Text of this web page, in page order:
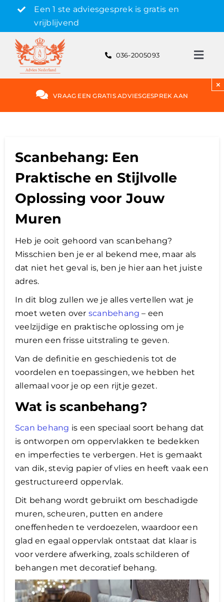
content
Een 1 ste adviesgesprek is gratis en
vrijblijvend
Hypotheek
Hypotheekvormen
Bereken
Lening
Overwaarde
over advies nederland
Renovlies
036-2005093
VRAAG EEN GRATIS ADVIESGESPREK AAN
×
Scanbehang: Een
Praktische en Stijlvolle
Oplossing voor Jouw
Muren
Heb je ooit gehoord van scanbehang?
Misschien ben je er al bekend mee, maar als
dat niet het geval is, ben je hier aan het juiste
adres.
In dit blog zullen we je alles vertellen wat je
moet weten over scanbehang – een
veelzijdige en praktische oplossing om je
muren een frisse uitstraling te geven.
Van de definitie en geschiedenis tot de
voordelen en toepassingen, we hebben het
allemaal voor je op een rijtje gezet.
Wat is scanbehang?
Scan behang is een speciaal soort behang dat
is ontworpen om oppervlakken te bedekken
en imperfecties te verbergen. Het is gemaakt
van dik, stevig papier of vlies en heeft vaak een
gestructureerd oppervlak.
Dit behang wordt gebruikt om beschadigde
muren, scheuren, putten en andere
oneffenheden te verdoezelen, waardoor een
glad en egaal oppervlak ontstaat dat klaar is
voor verdere afwerking, zoals schilderen of
behangen met decoratief behang.